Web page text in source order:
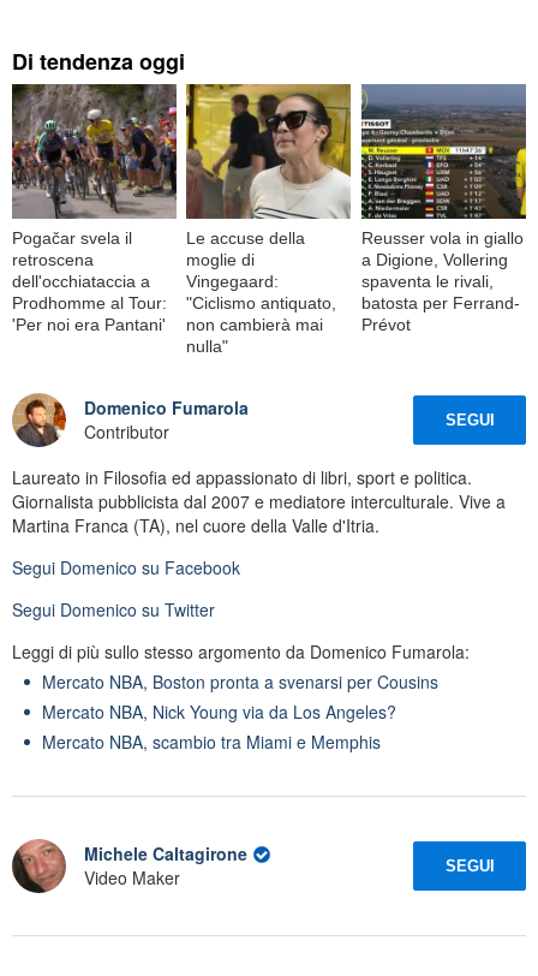
Di tendenza oggi
Pogačar svela il
retroscena
dell'occhiataccia a
Prodhomme al Tour:
'Per noi era Pantani'
Le accuse della
moglie di
Vingegaard:
"Ciclismo antiquato,
non cambierà mai
nulla"
Reusser vola in giallo
a Digione, Vollering
spaventa le rivali,
batosta per Ferrand-
Prévot
Domenico Fumarola
Contributor
SEGUI
Laureato in Filosofia ed appassionato di libri, sport e politica.
Giornalista pubblicista dal 2007 e mediatore interculturale. Vive a
Martina Franca (TA), nel cuore della Valle d'Itria.
Segui Domenico su Facebook
Segui Domenico su Twitter
Leggi di più sullo stesso argomento da Domenico Fumarola:
Mercato NBA, Boston pronta a svenarsi per Cousins
Mercato NBA, Nick Young via da Los Angeles?
Mercato NBA, scambio tra Miami e Memphis
Michele Caltagirone
Video Maker
SEGUI